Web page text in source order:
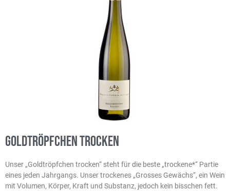
Goldtröpfchen trocken
Unser „Goldtröpfchen trocken“ steht für die beste „trockene*“ Partie
eines jeden Jahrgangs. Unser trockenes „Grosses Gewächs“, ein Wein
mit Volumen, Körper, Kraft und Substanz, jedoch kein bisschen fett.